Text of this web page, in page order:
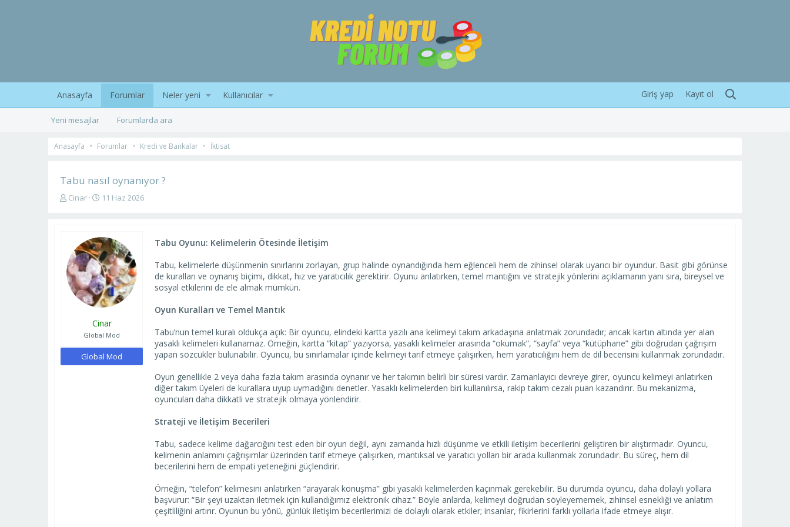
Anasayfa Forumlar Neler yeni Kullanıcılar Giriş yap Kayıt ol
Yeni mesajlar Forumlarda ara
Anasayfa Forumlar Kredi ve Bankalar İktisat
Tabu nasıl oynanıyor ?
K
b
a
ş
Cinar
B
a
n
g
ı
ç
t
a
i
h
11 Haz 2026
Cinar
Global Mod
Global Mod
Tabu Oyunu: Kelimelerin Ötesinde İletişim
Tabu, kelimelerle düşünmenin sınırlarını zorlayan, grup halinde oynandığında hem eğlenceli hem de zihinsel olarak uyarıcı bir oyundur. Basit gibi görünse
de kuralları ve oynanış biçimi, dikkat, hız ve yaratıcılık gerektirir. Oyunu anlatırken, temel mantığını ve stratejik yönlerini açıklamanın yanı sıra, bireysel ve
sosyal etkilerini de ele almak mümkün.
Oyun Kuralları ve Temel Mantık
Tabu’nun temel kuralı oldukça açık: Bir oyuncu, elindeki kartta yazılı ana kelimeyi takım arkadaşına anlatmak zorundadır; ancak kartın altında yer alan
yasaklı kelimeleri kullanamaz. Örneğin, kartta “kitap” yazıyorsa, yasaklı kelimeler arasında “okumak”, “sayfa” veya “kütüphane” gibi doğrudan çağrışım
yapan sözcükler bulunabilir. Oyuncu, bu sınırlamalar içinde kelimeyi tarif etmeye çalışırken, hem yaratıcılığını hem de dil becerisini kullanmak zorundadır.
Oyun genellikle 2 veya daha fazla takım arasında oynanır ve her takımın belirli bir süresi vardır. Zamanlayıcı devreye girer, oyuncu kelimeyi anlatırken
diğer takım üyeleri de kurallara uyup uymadığını denetler. Yasaklı kelimelerden biri kullanılırsa, rakip takım cezalı puan kazandırır. Bu mekanizma,
oyuncuları daha dikkatli ve stratejik olmaya yönlendirir.
Strateji ve İletişim Becerileri
Tabu, sadece kelime dağarcığını test eden bir oyun değil, aynı zamanda hızlı düşünme ve etkili iletişim becerilerini geliştiren bir alıştırmadır. Oyuncu,
kelimenin anlamını çağrışımlar üzerinden tarif etmeye çalışırken, mantıksal ve yaratıcı yolları bir arada kullanmak zorundadır. Bu süreç, hem dil
becerilerini hem de empati yeteneğini güçlendirir.
Örneğin, “telefon” kelimesini anlatırken “arayarak konuşma” gibi yasaklı kelimelerden kaçınmak gerekebilir. Bu durumda oyuncu, daha dolaylı yollara
başvurur: “Bir şeyi uzaktan iletmek için kullandığımız elektronik cihaz.” Böyle anlarda, kelimeyi doğrudan söyleyememek, zihinsel esnekliği ve anlatım
çeşitliliğini artırır. Oyunun bu yönü, günlük iletişim becerilerimizi de dolaylı olarak etkiler; insanlar, fikirlerini farklı yollarla ifade etmeye alışır.